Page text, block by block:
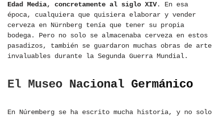
Edad Media, concretamente al siglo XIV. En esa
época, cualquiera que quisiera elaborar y vender
cerveza en Nürnberg tenía que tener su propia
bodega. Pero no solo se almacenaba cerveza en estos
pasadizos, también se guardaron muchas obras de arte
invaluables durante la Segunda Guerra Mundial.
El Museo Nacional Germánico
En Núremberg se ha escrito mucha historia, y no solo